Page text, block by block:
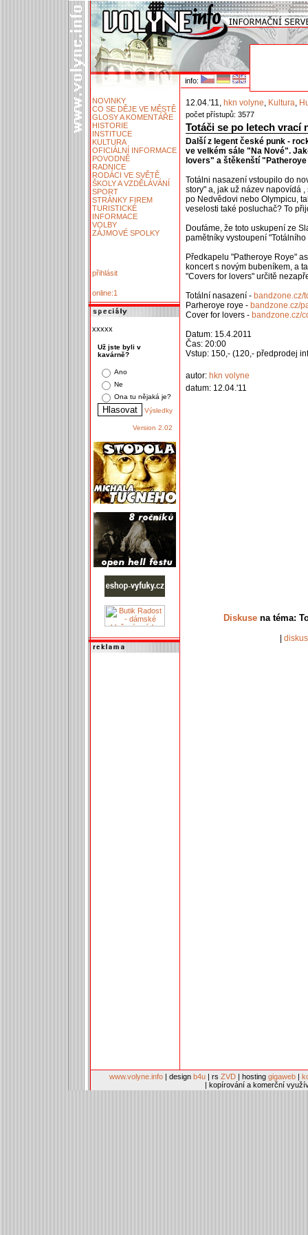
info:
NOVINKY
CO SE DĚJE VE MĚSTĚ
GLOSY A KOMENTÁŘE
HISTORIE
INSTITUCE
KULTURA
OFICIÁLNÍ INFORMACE
POVODNĚ
RADNICE
RODÁCI VE SVĚTĚ
ŠKOLY A VZDĚLÁVÁNÍ
SPORT
STRÁNKY FIREM
TURISTICKÉ
INFORMACE
VOLBY
ZÁJMOVÉ SPOLKY
přihlásit
online:1
xxxxx
Už jste byli v
kavárně?
Ano
Ne
Ona tu nějaká je?
Výsledky
Version 2.02
12.04.'11, hkn volyne, Kultura,
počet přístupů: 3577
Totáči se po letech vrací
Další z legent české punk -
ve velkém sále "Na Nové".
lovers" a štěkenští
Totálni nasazení vstoupilo do
story" a, jak už název napovídá
po Nedvědovi nebo Olympicu,
veselosti také posluchač? To
Doufáme, že toto uskupení ze
pamětníky vystoupení
Předkapelu "Patheroye Roye"
koncert s novým bubeníkem, a
"Covers for lovers" určitě
Totální nasazení - bandzone.cz/
Parheroye roye - bandzone.cz/
Cover for lovers - bandzone.cz/
Datum: 15.4.2011
Čas: 20:00
Vstup: 150,- (120,- předprodej
autor: hkn volyne
datum: 12.04.'11
Diskusena téma:
www.volyne.info | design b4u | rs ZVD | hosting gigaweb |
| kopírování a komerční